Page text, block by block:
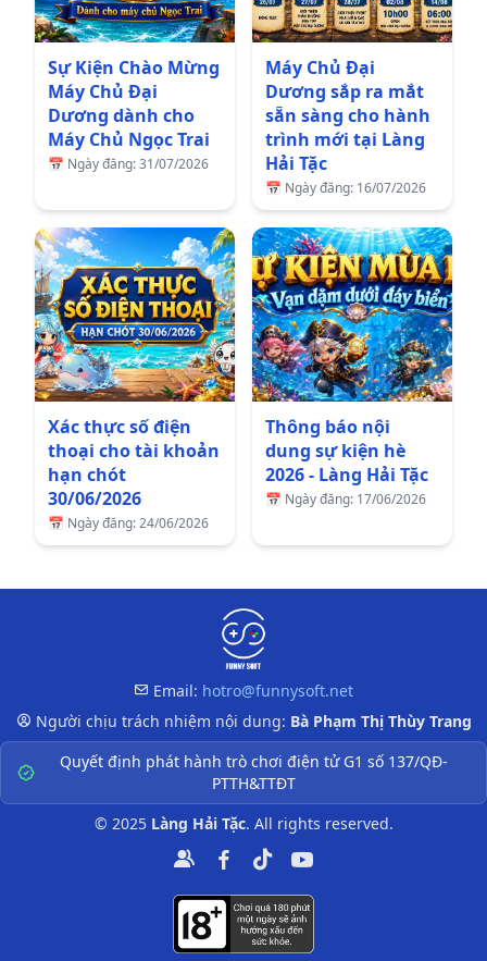
Sự Kiện Chào Mừng
Máy Chủ Đại
Dương dành cho
Máy Chủ Ngọc Trai
📅 Ngày đăng: 31/07/2026
Máy Chủ Đại
Dương sắp ra mắt
sẵn sàng cho hành
trình mới tại Làng
Hải Tặc
📅 Ngày đăng: 16/07/2026
Xác thực số điện
thoại cho tài khoản
hạn chót
30/06/2026
📅 Ngày đăng: 24/06/2026
Thông báo nội
dung sự kiện hè
2026 - Làng Hải Tặc
📅 Ngày đăng: 17/06/2026
Email: hotro@funnysoft.net
Người chịu trách nhiệm nội dung: Bà Phạm Thị Thùy Trang
Quyết định phát hành trò chơi điện tử G1 số 137/QĐ-
PTTH&TTĐT
© 2025 Làng Hải Tặc. All rights reserved.